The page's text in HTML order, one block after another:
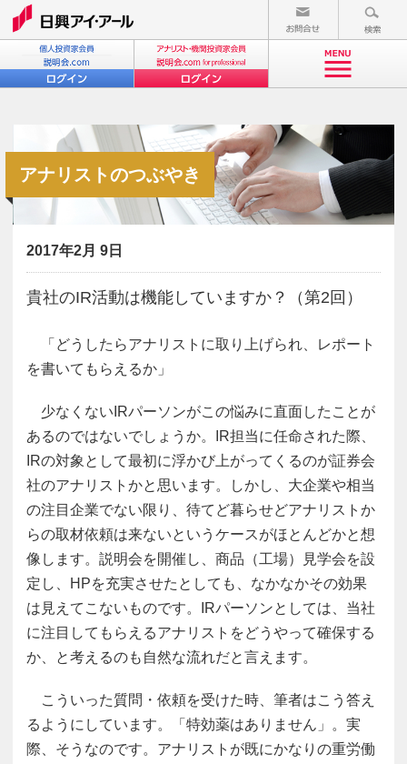
アナリストのつぶやき
2017年2月 9日
貴社のIR活動は機能していますか？（第2回）
「どうしたらアナリストに取り上げられ、レポート
を書いてもらえるか」
少なくないIRパーソンがこの悩みに直面したことが
あるのではないでしょうか。IR担当に任命された際、
IRの対象として最初に浮かび上がってくるのが証券会
社のアナリストかと思います。しかし、大企業や相当
の注目企業でない限り、待てど暮らせどアナリストか
らの取材依頼は来ないというケースがほとんどかと想
像します。説明会を開催し、商品（工場）見学会を設
定し、HPを充実させたとしても、なかなかその効果
は見えてこないものです。IRパーソンとしては、当社
に注目してもらえるアナリストをどうやって確保する
か、と考えるのも自然な流れだと言えます。
こういった質問・依頼を受けた時、筆者はこう答え
るようにしています。「特効薬はありません」。実
際、そうなのです。アナリストが既にかなりの重労働